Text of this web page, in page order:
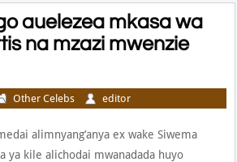
auelezea mkasa wa
na mzazi mwenzie
Other Celebs editor
alimnyang’anya ex wake Siwema
ya kile alichodai mwanadada huyo